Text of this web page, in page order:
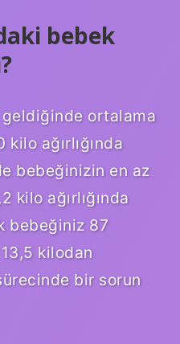
bebek
geldiğinde ortalama
ağırlığında
bebeğinizin en az
kilo ağırlığında
bebeğiniz 87
kilodan
bir sorun